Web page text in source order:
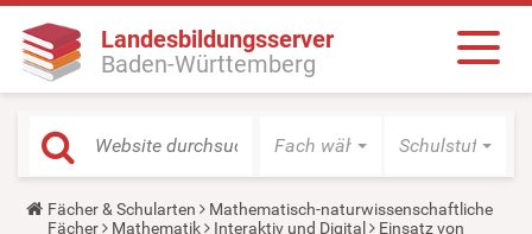
Landesbildungsserver
Baden-Württemberg
Fach wählen Schulstufe
Y
o
Fächer & Schularten
Mathematisch-naturwissenschaftliche
Fächer
Mathematik Interaktiv und Digital
Einsatz von